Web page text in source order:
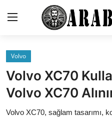
İletişim
Genel
Karşılaştırmalar
Volvo
Volvo XC70
Volvo XC70
Volvo XC70, sağlam tasarımı,